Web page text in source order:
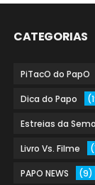
CATEGORIAS
PiTacO do PapO
Dica do Papo
Estreias da
Livro Vs. Filme
PAPO NEWS (9)